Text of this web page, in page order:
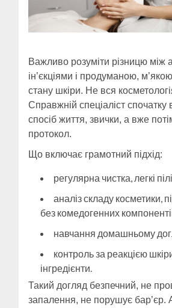
Важливо розуміти різницю між
ін’єкціями і продуманою,
стану шкіри. Не вся
Справжній спеціаліст спочатку
спосіб життя, звички, а вже
протокол.
Що включає грамотний підхід:
регулярна чистка, легкі
аналіз складу косметики,
без комедогенних
навчання домашньому
контроль за реакцією
інгредієнти.
Такий догляд безпечний, не
запалення, не порушує бар’єр.